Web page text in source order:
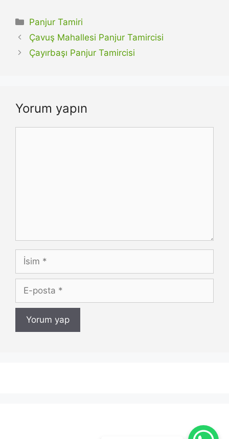
Kategoriler
Panjur Tamiri
Çavuş Mahallesi Panjur Tamircisi
Çayırbaşı Panjur Tamircisi
Yorum yapın
İsim
posta